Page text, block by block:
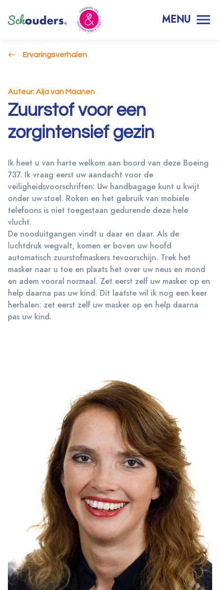
MENU
Ervaringsverhalen
Auteur: Alja van Maanen
Zuurstof voor een
zorgintensief gezin
Ik heet u van harte welkom aan boord van deze Boeing
737. Ik vraag eerst uw aandacht voor de
veiligheidsvoorschriften: Uw handbagage kunt u kwijt
onder uw stoel. Roken en het gebruik van mobiele
telefoons is niet toegestaan gedurende deze hele
vlucht.
De nooduitgangen vindt u daar en daar. Als de
luchtdruk wegvalt, komen er boven uw hoofd
automatisch zuurstofmaskers tevoorschijn. Trek het
masker naar u toe en plaats het over uw neus en mond
en adem vooral normaal. Zet eerst zelf uw masker op en
help daarna pas uw kind. Dit laatste wil ik nog een keer
herhalen: zet eerst zelf uw masker op en help daarna
pas uw kind.